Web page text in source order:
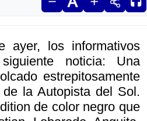
ayer, los informativos
noticia: Una
estrepitosamente
la Autopista del Sol.
de color negro que